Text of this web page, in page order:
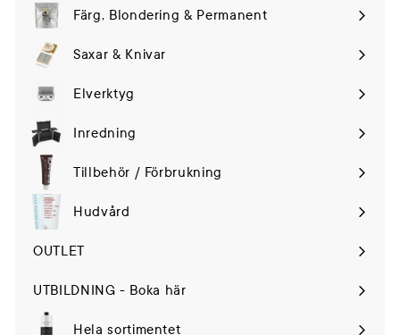
Färg, Blondering & Permanent
Saxar & Knivar
Elverktyg
Expand
submenuInredning
Tillbehör / Förbrukning
Hudvård
Expand
submenu
OUTLET
UTBILDNING - Boka här
Hela sortimentet